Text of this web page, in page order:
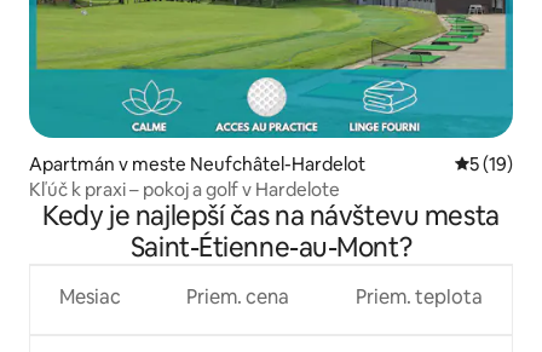
Apartmán v meste Neufchâtel-Hardelot
5 (19)
Kľúč k praxi – pokoj a golf v Hardelote
Kedy je najlepší čas na návštevu mesta
Saint-Étienne-au-Mont?
Mesiac Priem. cena Priem. teplota